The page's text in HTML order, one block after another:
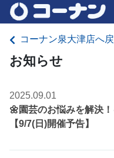
コーナン泉大津店へ
お知らせ
2025.09.01
🌼園芸のお悩みを解決
【9/7(日)開催予告】